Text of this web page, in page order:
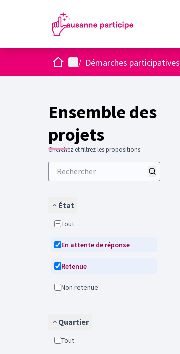
AccueilMenu principal
/ Démarches participatives
Ensemble des
projets
Cherchez et filtrez les propositions
État
Tout
En attente de réponse
Retenue
Non retenue
Quartier
Tout